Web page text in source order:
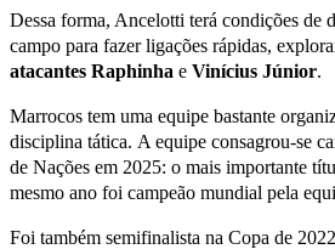
Dessa forma, Ancelotti terá condições de
campo para fazer ligações rápidas,
atacantes Raphinha e Vinícius Júnior.
Marrocos tem uma equipe bastante
disciplina tática. A equipe consagrou-se
de Nações em 2025: o mais importante
mesmo ano foi campeão mundial pela
Foi também semifinalista na Copa de